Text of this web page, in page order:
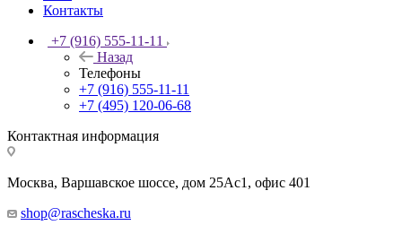
Контакты
+7 (916) 555-11-11
Назад
Телефоны
+7 (916) 555-11-11
+7 (495) 120-06-68
Контактная информация
Москва, Варшавское шоссе, дом 25Аc1, офис 401
shop@rascheska.ru